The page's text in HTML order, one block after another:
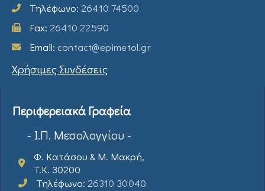
Τηλέφωνο: 26410 74500
Fax: 26410 22590
Email: contact@epimetol.gr
Χρήσιμες Συνδέσεις
Περιφερειακά Γραφεία
- Ι.Π. Μεσολογγίου -
Φ. Κατάσου & Μ. Μακρή,
T.K. 30200
Τηλέφωνο: 26310 30040